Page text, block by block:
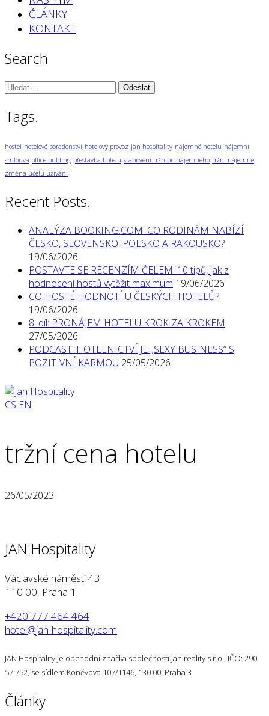
ČLÁNKY
KONTAKT
Search
Vyhledávání:
Tags.
hostel hotelové poradenství hotelový provoz jan hospitality nájemné hotelu nájemní
smlouva office bulding přestavba hotelu stanovení tržního nájemného tržní nájemné
změna účelu užívání
Recent Posts.
ANALÝZA BOOKING.COM: CO RODINÁM NABÍZÍ
ČESKO, SLOVENSKO, POLSKO A RAKOUSKO?
19/06/2026
POSTAVTE SE RECENZÍM ČELEM! 10 tipů, jak z
hodnocení hostů vytěžit maximum 19/06/2026
CO HOSTÉ HODNOTÍ U ČESKÝCH HOTELŮ?
19/06/2026
8. díl: PRONÁJEM HOTELU KROK ZA KROKEM
27/05/2026
PODCAST: HOTELNICTVÍ JE „SEXY BUSINESS“ S
POZITIVNÍ KARMOU 25/05/2026
CS EN
tržní cena hotelu
26/05/2023
JAN Hospitality
Václavské náměstí 43
110 00, Praha 1
+420 777 464 464
hotel@jan-hospitality.com
JAN Hospitality je obchodní značka společnosti Jan reality s.r.o., IČO: 290
57 752, se sídlem Koněvova 107/1146, 130 00, Praha 3
Články